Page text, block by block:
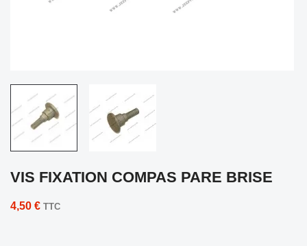
VIS FIXATION COMPAS PARE BRISE
4,50 € TTC